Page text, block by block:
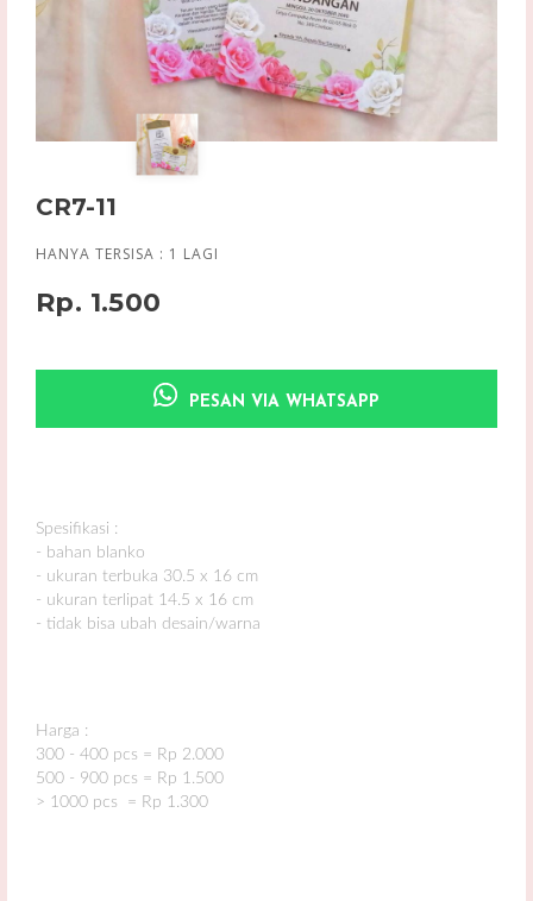
CR7-11
HANYA TERSISA : 1 LAGI
Rp. 1.500
PESAN VIA WHATSAPP
Spesifikasi :
- bahan blanko
- ukuran terbuka 30.5 x 16 cm
- ukuran terlipat 14.5 x 16 cm
- tidak bisa ubah desain/warna
Harga :
300 - 400 pcs = Rp 2.000
500 - 900 pcs = Rp 1.500
> 1000 pcs = Rp 1.300